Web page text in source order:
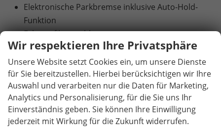
Elektronische Parkbremse inklusive Auto-Hold-
Funktion
Fahrprofilauswahl
Parksensoren vorn und hinten mit
Rangierbremsfunktion
Fahrer- und Beifahrerairbag sowie Knieairbag auf
Fahrerseite und Beifahrerairbag-Deaktivierung
Seitenairbags vorn sowie Center-Airbag und
Kopfairbags
ISOFIX-Verankerung auf dem Beifahrersitz und
Wir respektieren Ihre Privatsphäre
Unsere Website setzt Cookies ein, um unsere Dienste
für Sie bereitzustellen. Hierbei berücksichtigen wir Ihre
Auswahl und verarbeiten nur die Daten für Marketing,
Analytics und Personalisierung, für die Sie uns Ihr
Einverständnis geben. Sie können Ihre Einwilligung
jederzeit mit Wirkung für die Zukunft widerrufen.